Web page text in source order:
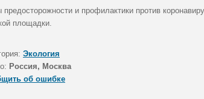
предосторожности и профилактики против
площадки.
Экология
Россия, Москва
об ошибке